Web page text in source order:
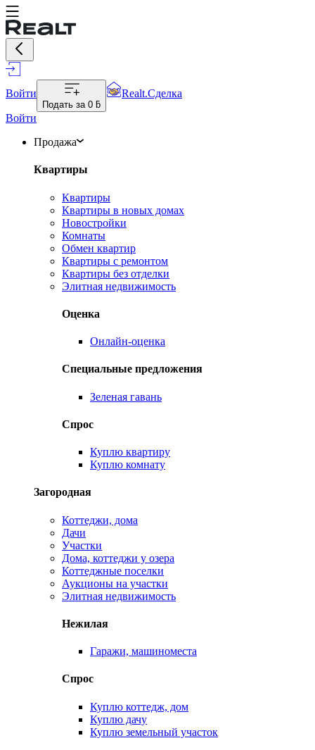
Войти
Подать за 0 ƃ
Realt.Сделка
Войти
Продажа
Квартиры
Квартиры
Квартиры в новых домах
Новостройки
Комнаты
Обмен квартир
Квартиры с ремонтом
Квартиры без отделки
Элитная недвижимость
Оценка
Онлайн-оценка
Специальные предложения
Зеленая гавань
Спрос
Куплю квартиру
Куплю комнату
Загородная
Коттеджи, дома
Дачи
Участки
Дома, коттеджи у озера
Коттеджные поселки
Аукционы на участки
Элитная недвижимость
Нежилая
Гаражи, машиноместа
Спрос
Куплю коттедж, дом
Куплю дачу
Куплю земельный участок